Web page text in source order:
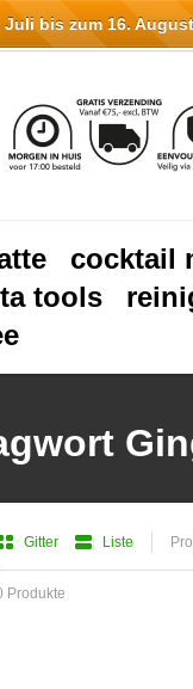
cocktail
tools
Gitter Liste
Produkte
bis zum 16.